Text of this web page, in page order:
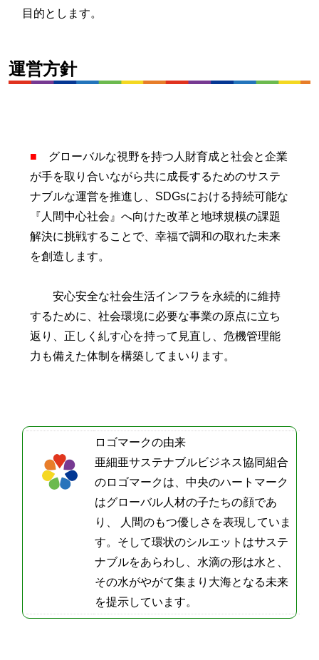
目的とします。
運営方針
■ グローバルな視野を持つ人財育成と社会と企業
が手を取り合いながら共に成長するためのサステ
ナブルな運営を推進し、SDGsにおける持続可能な
『人間中心社会』へ向けた改革と地球規模の課題
解決に挑戦することで、幸福で調和の取れた未来
を創造します。
安心安全な社会生活インフラを永続的に維持
するために、社会環境に必要な事業の原点に立ち
返り、正しく糺す心を持って見直し、危機管理能
力も備えた体制を構築してまいります。
ロゴマークの由来
亜細亜サステナブルビジネス協同組合
のロゴマークは、中央のハートマーク
はグローバル人材の子たちの顔であ
り、 人間のもつ優しさを表現していま
す。そして環状のシルエットはサステ
ナブルをあらわし、水滴の形は水と、
その水がやがて集まり大海となる未来
を提示しています。